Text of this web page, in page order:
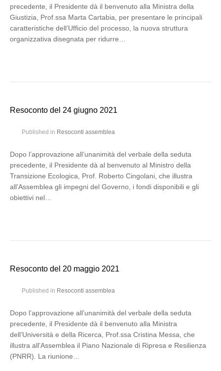
precedente, il Presidente dà il benvenuto alla Ministra della
Giustizia, Prof.ssa Marta Cartabia, per presentare le principali
caratteristiche dell’Ufficio del processo, la nuova struttura
organizzativa disegnata per ridurre…
Resoconto del 24 giugno 2021
Published in Resoconti assemblea
Dopo l’approvazione all’unanimità del verbale della seduta
precedente, il Presidente dà al benvenuto al Ministro della
Transizione Ecologica, Prof. Roberto Cingolani, che illustra
all’Assemblea gli impegni del Governo, i fondi disponibili e gli
obiettivi nel…
Resoconto del 20 maggio 2021
Published in Resoconti assemblea
Dopo l’approvazione all’unanimità del verbale della seduta
precedente, il Presidente dà il benvenuto alla Ministra
dell’Università e della Ricerca, Prof.ssa Cristina Messa, che
illustra all’Assemblea il Piano Nazionale di Ripresa e Resilienza
(PNRR). La riunione…